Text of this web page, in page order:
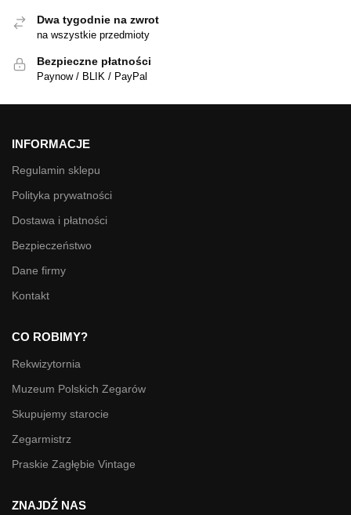
Dwa tygodnie na zwrot
na wszystkie przedmioty
Bezpieczne płatności
Paynow / BLIK / PayPal
INFORMACJE
Regulamin sklepu
Polityka prywatności
Dostawa i płatności
Bezpieczeństwo
Dane firmy
Kontakt
CO ROBIMY?
Rekwizytornia
Muzeum Polskich Zegarów
Skupujemy starocie
Zegarmistrz
Praskie Zagłębie Vintage
ZNAJDŹ NAS